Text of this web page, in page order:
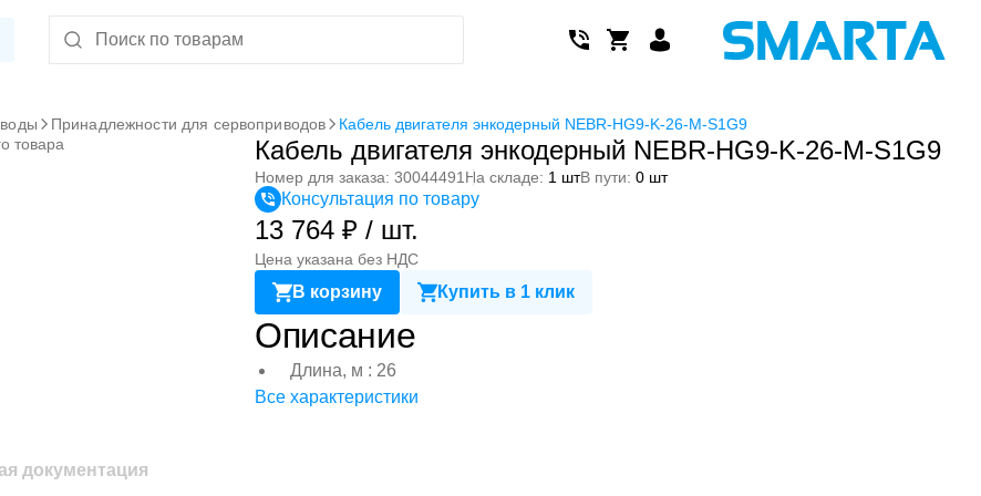
Принадлежности для сервоприводов
Кабель двигателя энкодерный NEBR-HG9-K-26-M-S1G9
товара
Кабель двигателя энкодерный NEBR-HG9-K-26-M-S1G9
Номер для заказа: 30044491 На складе: 1 штВ пути: 0 шт
Консультация по товару
13 764 ₽ / шт.
Цена указана без НДС
В корзину Купить в 1 клик
Описание
Длина, м : 26
Все характеристики
документация